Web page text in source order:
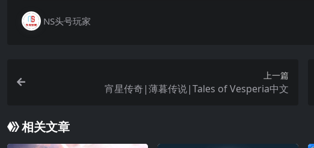
NS头号玩家
上一篇
宵星传奇|薄暮传说|Tales of Vesperia中文
相关文章